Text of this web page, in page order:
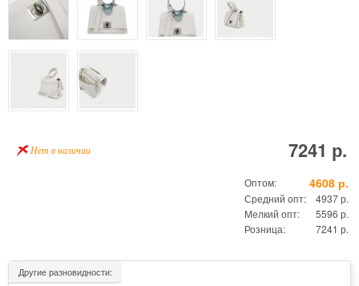
Нет в наличии 7241 р.
Оптом: 4608 р.
Средний опт:
4937 р.
Мелкий опт:
5596 р.
Розница:
7241 р.
Другие разновидности: